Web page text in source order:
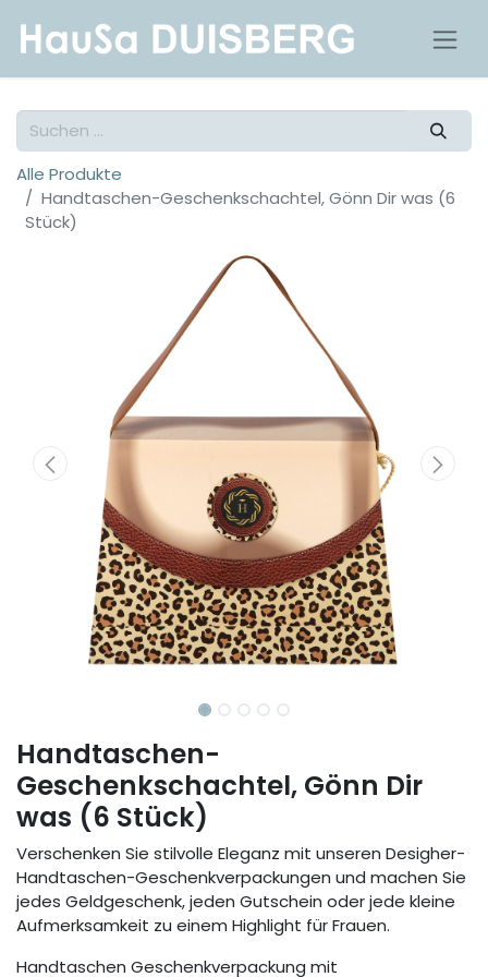
Alle Produkte
Handtaschen-Geschenkschachtel, Gönn Dir was (6
Stück)
Handtaschen-
Geschenkschachtel, Gönn Dir
was (6 Stück)
Verschenken Sie stilvolle Eleganz mit unseren Desigher-
Handtaschen-Geschenkverpackungen und machen Sie
jedes Geldgeschenk, jeden Gutschein oder jede kleine
Aufmerksamkeit zu einem Highlight für Frauen.
Handtaschen Geschenkverpackung mit